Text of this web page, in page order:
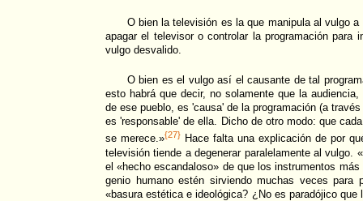
O bien la televisión es la que manipula al vulgo
apagar el televisor o controlar la programación para
vulgo desvalido.
O bien es el vulgo así el causante de tal
esto habrá que decir, no solamente que la
de ese pueblo, es 'causa' de la programación (a
es 'responsable' de ella. Dicho de otro modo: que
se merece.»{27}Hace falta una explicación de por
televisión tiende a degenerar paralelamente al vulgo.
el «hecho escandaloso» de que los instrumentos
genio humano estén sirviendo muchas veces para
«basura estética e ideológica? ¿No es paradójico